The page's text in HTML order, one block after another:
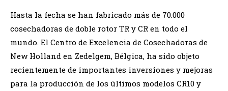
Hasta la fecha se han fabricado más de 70.000
cosechadoras de doble rotor TR y CR en todo el
mundo. El Centro de Excelencia de Cosechadoras de
New Holland en Zedelgem, Bélgica, ha sido objeto
recientemente de importantes inversiones y mejoras
para la producción de los últimos modelos CR10 y